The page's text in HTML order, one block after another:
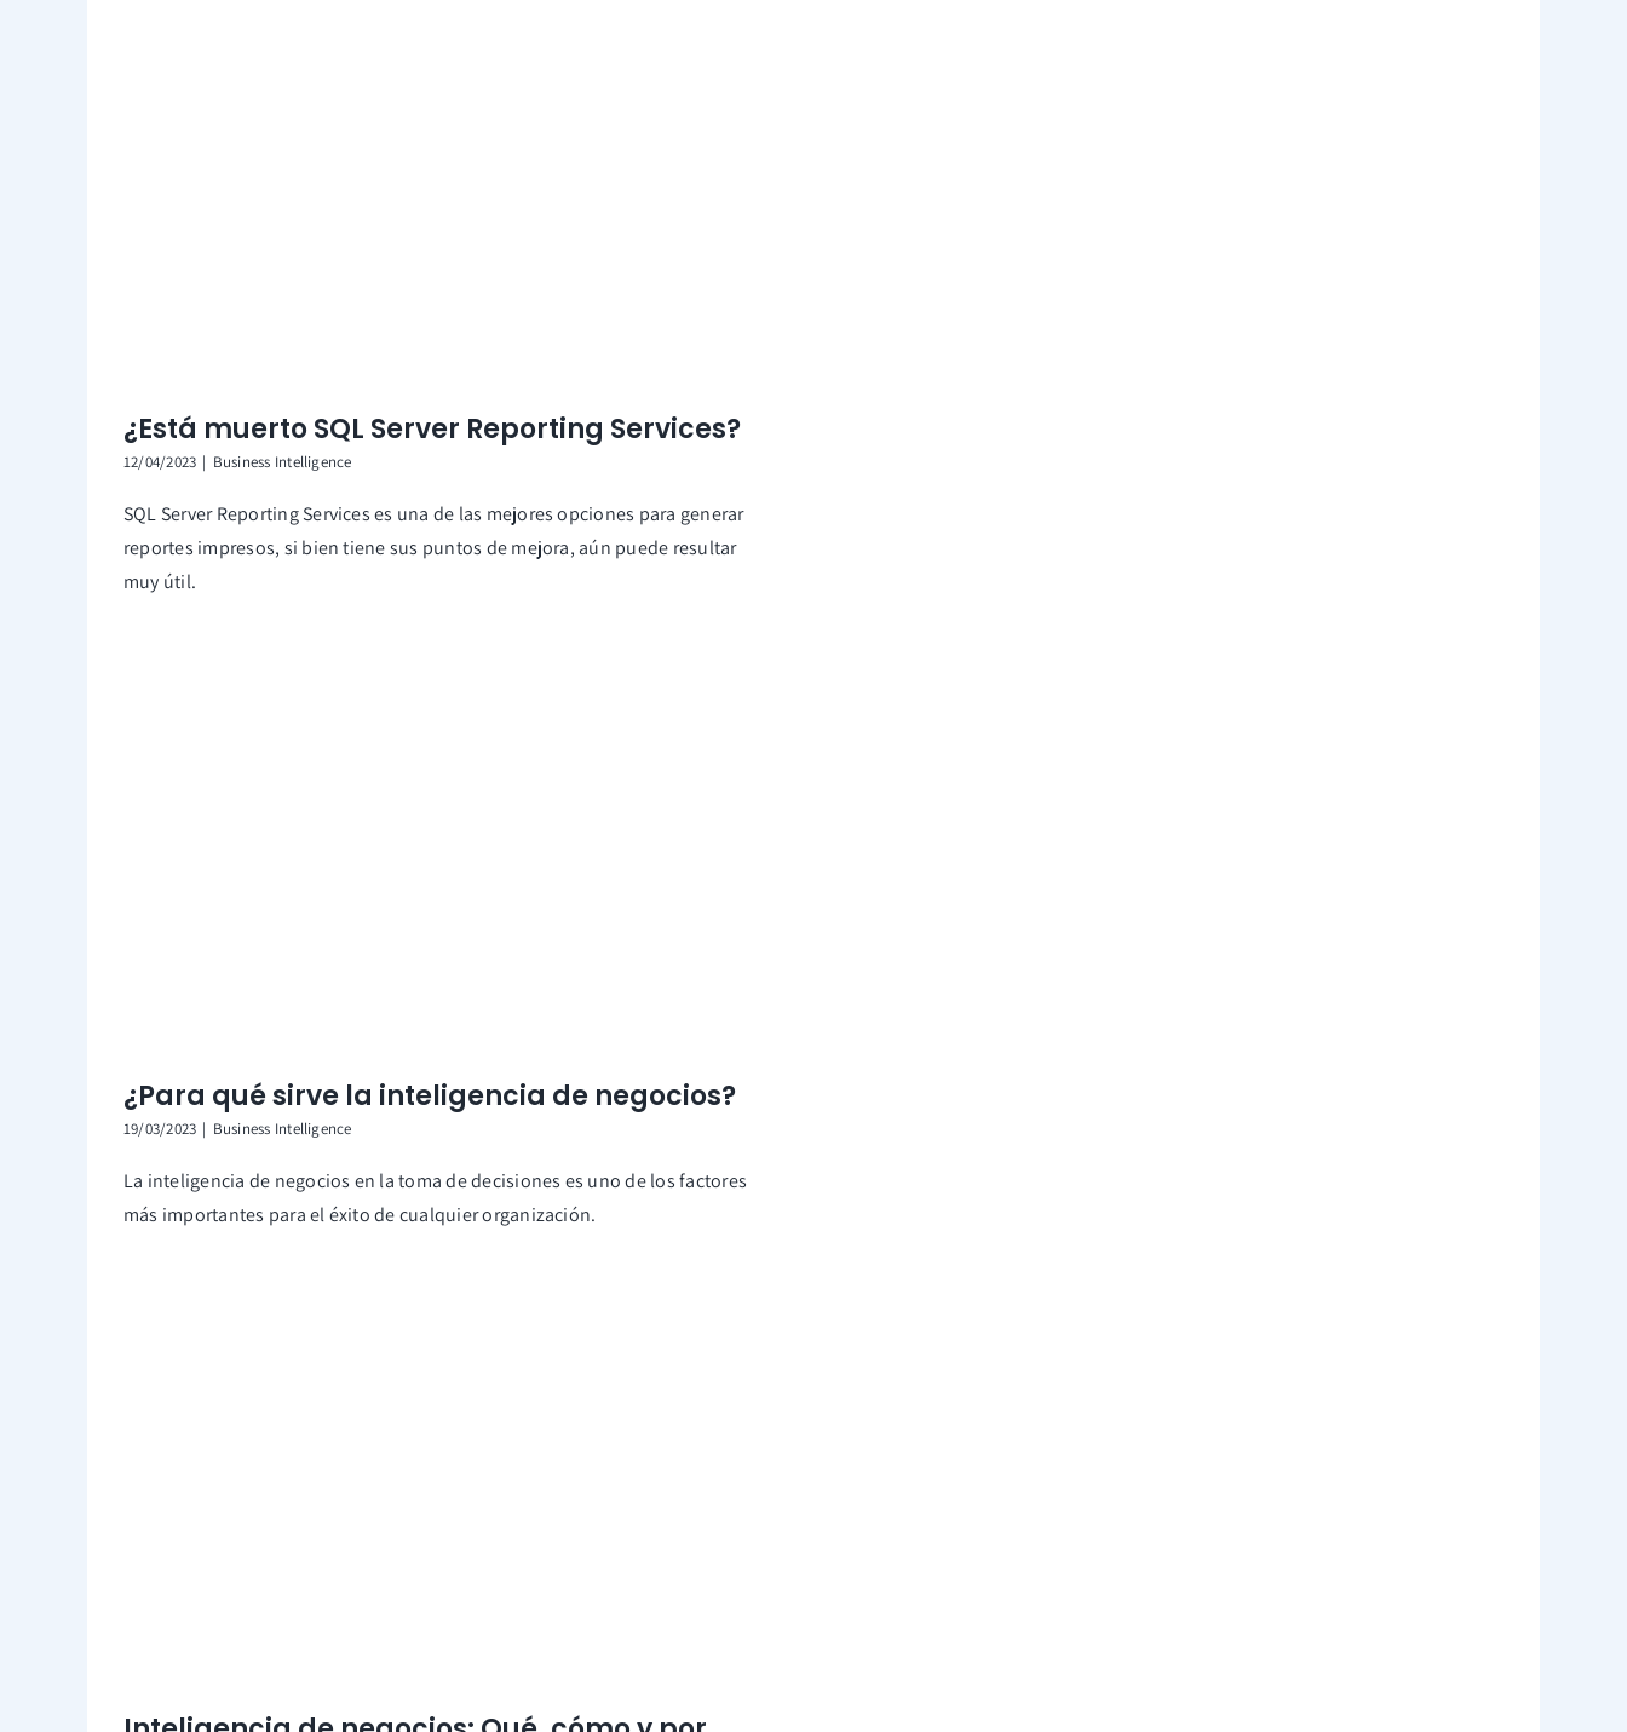
¿Está muerto SQL Server Reporting Services?
12/04/2023 | Business Intelligence
SQL Server Reporting Services es una de las mejores opciones para generar
reportes impresos, si bien tiene sus puntos de mejora, aún puede resultar
muy útil.
¿Para qué sirve la inteligencia de negocios?
19/03/2023 | Business Intelligence
La inteligencia de negocios en la toma de decisiones es uno de los factores
más importantes para el éxito de cualquier organización.